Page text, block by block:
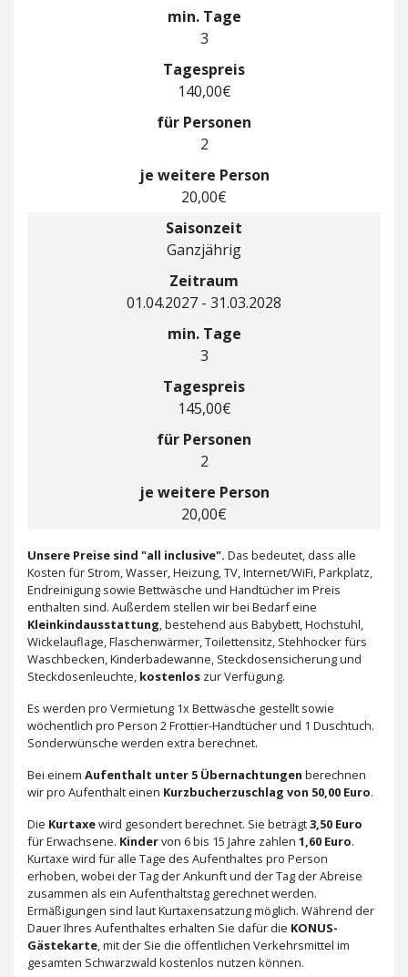
min. Tage
3
Tagespreis
140,00€
für Personen
2
je weitere Person
20,00€
Saisonzeit
Ganzjährig
Zeitraum
01.04.2027 - 31.03.2028
min. Tage
3
Tagespreis
145,00€
für Personen
2
je weitere Person
20,00€
Unsere Preise sind "all inclusive". Das bedeutet, dass alle
Kosten für Strom, Wasser, Heizung, TV, Internet/WiFi, Parkplatz,
Endreinigung sowie Bettwäsche und Handtücher im Preis
enthalten sind. Außerdem stellen wir bei Bedarf eine
Kleinkindausstattung, bestehend aus Babybett, Hochstuhl,
Wickelauflage, Flaschenwärmer, Toilettensitz, Stehhocker fürs
Waschbecken, Kinderbadewanne, Steckdosensicherung und
Steckdosenleuchte, kostenlos zur Verfügung.
Es werden pro Vermietung 1x Bettwäsche gestellt sowie
wöchentlich pro Person 2 Frottier-Handtücher und 1 Duschtuch.
Sonderwünsche werden extra berechnet.
Bei einem Aufenthalt unter 5 Übernachtungen berechnen
wir pro Aufenthalt einen Kurzbucherzuschlag von 50,00 Euro.
Die Kurtaxewird gesondert berechnet. Sie beträgt3,50 Euro
für Erwachsene. Kindervon 6 bis 15 Jahre zahlen 1,60 Euro.
Kurtaxe wird für alle Tage des Aufenthaltes pro Person
erhoben, wobei der Tag der Ankunft und der Tag der Abreise
zusammen als ein Aufenthaltstag gerechnet werden.
Ermäßigungen sind laut Kurtaxensatzung möglich. Während der
Dauer Ihres Aufenthaltes erhalten Sie dafür die KONUS-
Gästekarte, mit der Sie die öffentlichen Verkehrsmittel im
gesamten Schwarzwald kostenlos nutzen können.